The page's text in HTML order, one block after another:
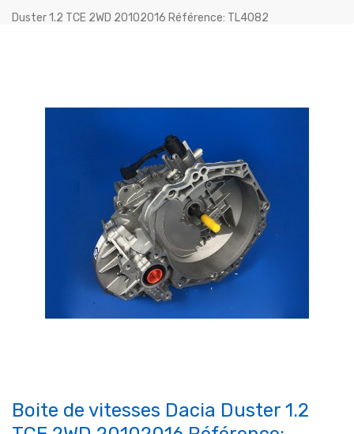
Duster 1.2 TCE 2WD 20102016 Référence: TL4082
Boite de vitesses Dacia Duster 1.2